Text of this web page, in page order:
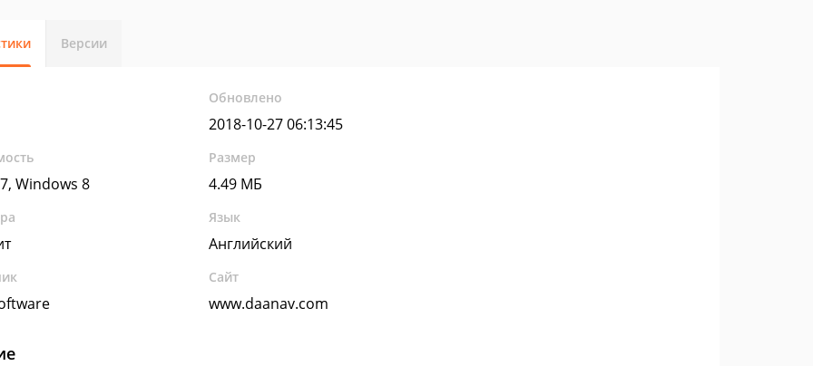
Версии
Обновлено
2018-10-27 06:13:45
Windows 8
Размер
4.49 МБ
Язык
Английский
Сайт
www.daanav.com